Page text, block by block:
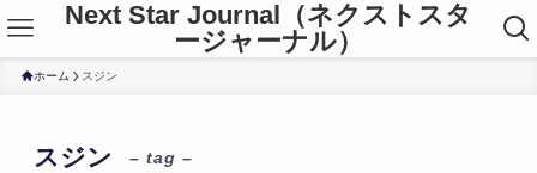
Next Star Journal（ネクストスタ
ージャーナル）
ホーム スジン
スジン – tag –